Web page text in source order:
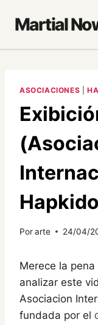
Martial
ASOCIACIONES
Porarte 24/04/
Merece la
analizar este
Asociacion
fundada por el